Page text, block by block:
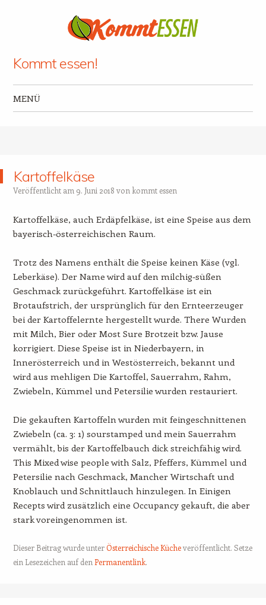
Kommt essen!
MENÜ
Kartoffelkäse
Veröffentlicht am 9. Juni 2018 von kommt essen
Kartoffelkäse, auch Erdäpfelkäse, ist eine Speise aus dem
bayerisch-österreichischen Raum.
Trotz des Namens enthält die Speise keinen Käse (vgl.
Leberkäse). Der Name wird auf den milchig-süßen
Geschmack zurückgeführt. Kartoffelkäse ist ein
Brotaufstrich, der ursprünglich für den Ernteerzeuger
bei der Kartoffelernte hergestellt wurde. There Wurden
mit Milch, Bier oder Most Sure Brotzeit bzw. Jause
korrigiert. Diese Speise ist in Niederbayern, in
Innerösterreich und in Westösterreich, bekannt und
wird aus mehligen Die Kartoffel, Sauerrahm, Rahm,
Zwiebeln, Kümmel und Petersilie wurden restauriert.
Die gekauften Kartoffeln wurden mit feingeschnittenen
Zwiebeln (ca. 3: 1) sourstamped und mein Sauerrahm
vermählt, bis der Kartoffelbauch dick streichfähig wird.
This Mixed wise people with Salz, Pfeffers, Kümmel und
Petersilie nach Geschmack, Mancher Wirtschaft und
Knoblauch und Schnittlauch hinzulegen. In Einigen
Recepts wird zusätzlich eine Occupancy gekauft, die aber
stark voreingenommen ist.
Dieser Beitrag wurde unterÖsterreichische Kücheveröffentlicht. Setze
ein Lesezeichen auf den Permanentlink.